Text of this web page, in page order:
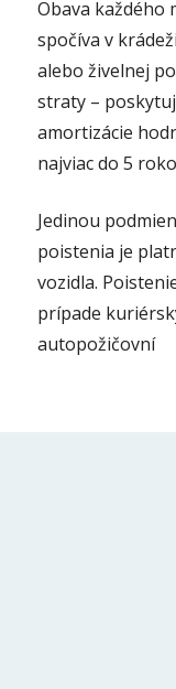
Obava každého
spočíva v
alebo živelnej
straty –
amortizácie
najviac do 5
Jedinou
poistenia je
vozidla.
prípade
autopožičovní